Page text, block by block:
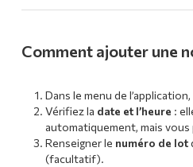
Comment ajouter une
Dans le menu de
Vérifiez la date et l’heure :
automatiquement, mais
Renseigner le numéro de lot
(facultatif).